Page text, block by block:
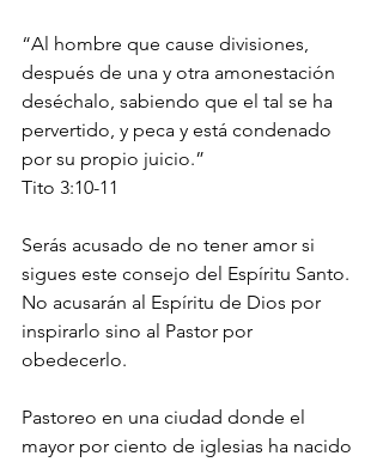
“Al hombre que cause divisiones,
después de una y otra amonestación
deséchalo, sabiendo que el tal se ha
pervertido, y peca y está condenado
por su propio juicio.”
‭‭Tito‬ ‭3:10-11‬ ‭
Serás acusado de no tener amor si
sigues este consejo del Espíritu Santo.
No acusarán al Espíritu de Dios por
inspirarlo sino al Pastor por
obedecerlo.
Pastoreo en una ciudad donde el
mayor por ciento de iglesias ha nacido